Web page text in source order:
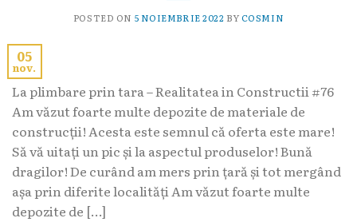
POSTED ON 5 NOIEMBRIE 2022 BYCOSMIN
05
nov.
La plimbare prin tara – Realitatea in Constructii #76
Am văzut foarte multe depozite de materiale de
construcții! Acesta este semnul că oferta este mare!
Să vă uitați un pic și la aspectul produselor! Bună
dragilor! De curând am mers prin țară și tot mergând
așa prin diferite localități Am văzut foarte multe
depozite de […]